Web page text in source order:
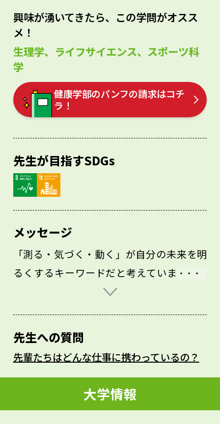
興味が湧いてきたら、この学問がオスス
メ！
生理学、ライフサイエンス、スポーツ科
学
健康学部のパンフの請求はコチ
ラ！
先生が目指すSDGs
メッセージ
「測る・気づく・動く」が自分の未来を明
るくするキーワードだと考えています。例
えば体を測るなら、自分のサイズはもちろ
とで、どんなトレーニングをすればよい
か、たまには散歩しておこうかなど、ポジ
ティブな行動へつなげることができます。
体のことだけでなく、何が好きか、何に興
味があるのかなどを考えて自分自身を知る
先生への質問
先輩たちはどんな仕事に携わっているの？
大学情報